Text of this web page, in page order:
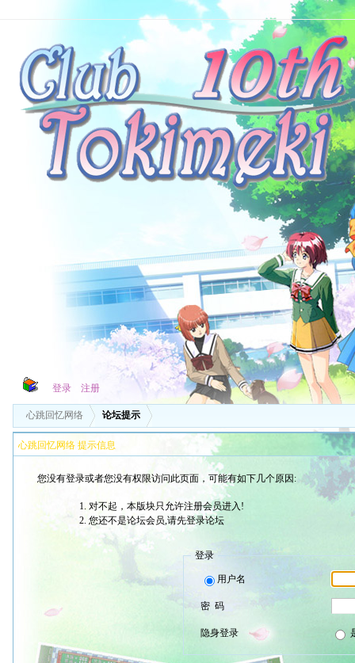
登录 注册
心跳回忆网络 论坛提示
心跳回忆网络 提示信息
您没有登录或者您没有权限访问此页面，可能有如下几个原因:
对不起，本版块只允许注册会员进入!
您还不是论坛会员,请先登录论坛
登录
用户名
密 码
隐身登录